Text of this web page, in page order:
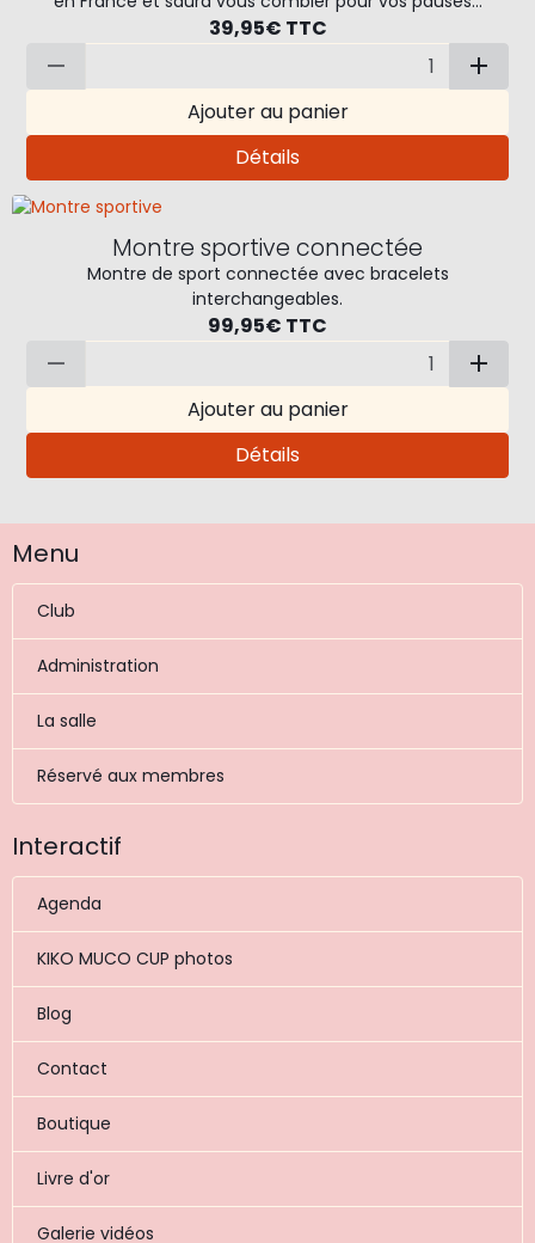
39,95€ TTC
Ajouter au panier
Détails
Montre sportive connectée
Montre de sport connectée avec bracelets
interchangeables.
99,95€ TTC
Ajouter au panier
Détails
Menu
Club
Administration
La salle
Réservé aux membres
Interactif
Agenda
KIKO MUCO CUP photos
Blog
Contact
Boutique
Livre d'or
Galerie vidéos